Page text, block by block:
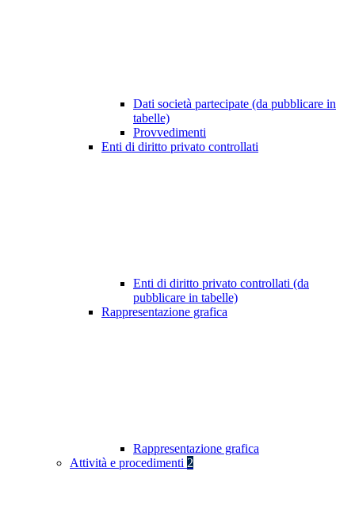
Dati società partecipate (da pubblicare in
tabelle)
Provvedimenti
Enti di diritto privato controllati
Enti di diritto privato controllati (da
pubblicare in tabelle)
Rappresentazione grafica
Rappresentazione grafica
Attività e procedimenti 2